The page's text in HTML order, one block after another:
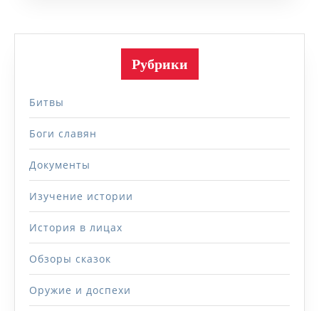
Рубрики
Битвы
Боги славян
Документы
Изучение истории
История в лицах
Обзоры сказок
Оружие и доспехи